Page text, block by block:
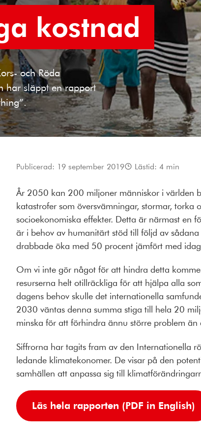
kostnad
och Röda
har släppt en rapport
Publicerad: 19 september 2019 Lästid: 4 min
År 2050 kan 200 miljoner människor i världen
katastrofer som översvämningar, stormar,
socioekonomiska effekter. Detta är närmast
är i behov av humanitärt stöd till följd av
drabbade öka med 50 procent jämfört med
Om vi inte gör något för att hindra detta
resurserna helt otillräckliga för att hjälpa alla
dagens behov skulle det internationella
2030 väntas denna summa stiga till hela 20
minska för att förhindra ännu större problem än
Siffrorna har tagits fram av den Internationella
ledande klimatekonomer. De visar på den
samhällen att anpassa sig till
Läs hela rapporten (PDF in English)